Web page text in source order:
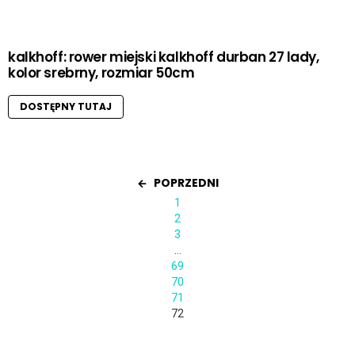
kalkhoff: rower miejski kalkhoff durban 27 lady,
kolor srebrny, rozmiar 50cm
DOSTĘPNY TUTAJ
POPRZEDNI
1
2
3
69
70
71
72